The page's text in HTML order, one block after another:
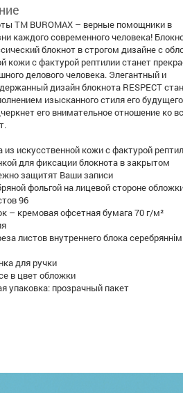
ТМ BUROMAX – верные помощники в
каждого современного человека!
блокнот в строгом дизайне с
кожи с фактурой рептилии станет
делового человека. Элегантный и
дизайн блокнота RESPECT
изысканного стиля его будущего
его внимательное отношение ко
из искусственной кожи с фактурой
для фиксации блокнота в закрытом
защитят Ваши записи
фольгой на лицевой стороне
96
– кремовая офсетная бумага 70 г/м²
листов внутреннего блока серебряннім
для ручки
в цвет обложки
упаковка: прозрачный пакет